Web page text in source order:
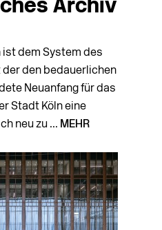
Archiv
ist dem System des
den bedauerlichen
Neuanfang für das
Stadt Köln eine
neu zu ... MEHR